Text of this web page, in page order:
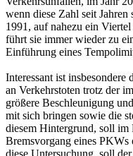
wenn diese Zahl seit
1991, auf nahezu ein
führt sie immer wieder zu
Einführung eines
Interessant ist insbesondere
an Verkehrstoten trotz der
größere Beschleunigung
mit sich bringen sowie die
diesem Hintergrund, soll im
Bremsvorgang eines
diese Untersuchung, soll